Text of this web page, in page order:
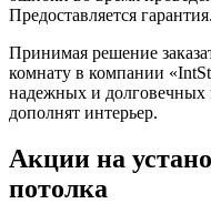
Предоставляется гарантия.
Принимая решение
комнату в компании
надежных и долговечных
дополнят интерьер.
Акции на
потолка